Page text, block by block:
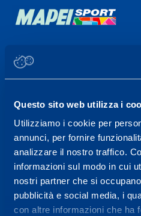
Questo sito web utilizza i
Utilizziamo i cookie per
annunci, per fornire
analizzare il nostro traffico.
informazioni sul modo in cui
nostri partner che si
pubblicità e social media, i
con altre informazioni che ha
Sport Service Mapei S.r.l. -
21057 Olgiate Olona (Varese)
0331 575757, Monday to
14.30-17.30.
RECEPTION OPENING
From Monday to Friday
08.30 - 18.30